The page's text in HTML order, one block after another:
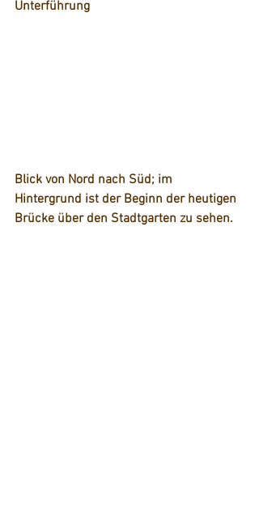
Unterführung
Blick von Nord nach Süd; im
Hintergrund ist der Beginn der heutigen
Brücke über den Stadtgarten zu sehen.